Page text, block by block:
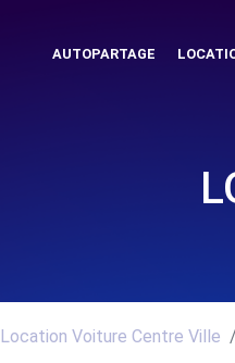
AUTOPARTAGE
Location Voiture Centre Ville